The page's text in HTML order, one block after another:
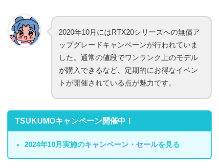
2020年10月にはRTX20シリーズへの無償ア
ップグレードキャンペーンが行われていま
した。通常の値段でワンランク上のモデル
が購入できるなど、定期的にお得なイベン
トが開催されている点が魅力です。
TSUKUMOキャンペーン開催中！
2024年10月実施のキャンペーン・セールを見る